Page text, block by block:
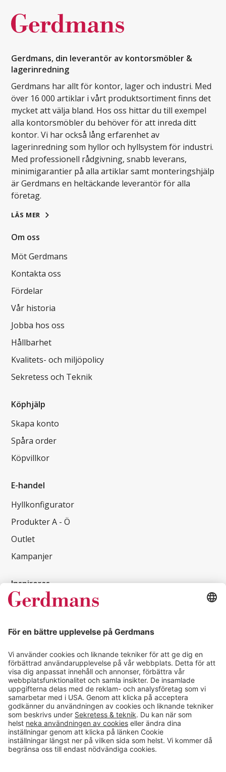
Gerdmans, din leverantör av kontorsmöbler &
lagerinredning
Gerdmans har allt för kontor, lager och industri. Med
över 16 000 artiklar i vårt produktsortiment finns det
mycket att välja bland. Hos oss hittar du till exempel
alla kontorsmöbler du behöver för att inreda ditt
kontor. Vi har också lång erfarenhet av
lagerinredning som hyllor och hyllsystem för industri.
Med professionell rådgivning, snabb leverans,
minimigarantier på alla artiklar samt monteringshjälp
är Gerdmans en heltäckande leverantör för alla
företag.
LÄS MER
Om oss
Möt Gerdmans
Kontakta oss
Fördelar
Vår historia
Jobba hos oss
Hållbarhet
Kvalitets- och miljöpolicy
Sekretess och Teknik
Köphjälp
Skapa konto
Spåra order
Köpvillkor
E-handel
Hyllkonfigurator
Produkter A - Ö
Outlet
Kampanjer
Inspireras
Kundcase
Läsvärt
Kontakt
info@gerdmans.se
0433-740 80
Kundservice öppettider
Vardagar 07.30-17.00